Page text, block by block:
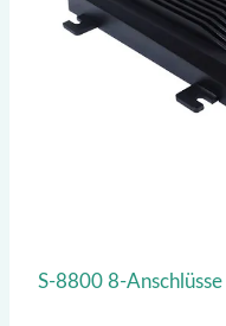
S-8800 8-Anschlüsse